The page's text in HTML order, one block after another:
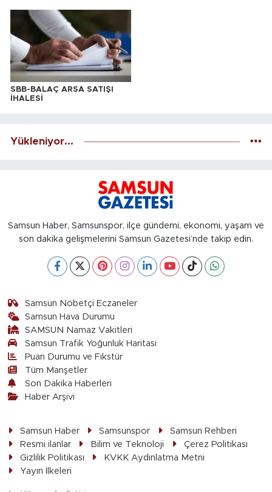
SBB-BALAÇ ARSA SATIŞI
İHALESİ
Yükleniyor...
Samsun Haber, Samsunspor, ilçe gündemi, ekonomi, yaşam ve
son dakika gelişmelerini Samsun Gazetesi’nde takip edin.
Samsun Nöbetçi Eczaneler
Samsun Hava Durumu
SAMSUN Namaz Vakitleri
Samsun Trafik Yoğunluk Haritası
Puan Durumu ve Fikstür
Tüm Manşetler
Son Dakika Haberleri
Haber Arşivi
Samsun Haber Samsunspor
Samsun Rehberi
Resmi ilanlar
Bilim ve Teknoloji
Çerez Politikası
Gizlilik Politikası
KVKK Aydınlatma Metni
Yayın İlkeleri